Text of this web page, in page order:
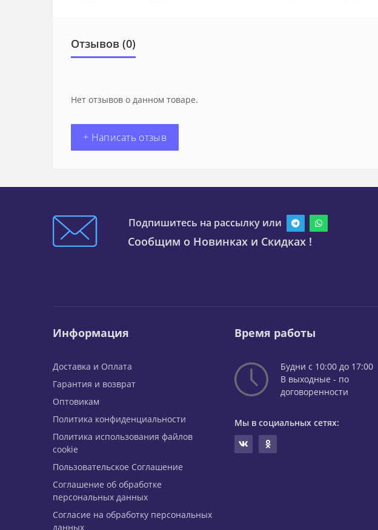
Отзывов (0)
Нет отзывов о данном товаре.
+ Написать отзыв
Подпишитесь на рассылку или
Сообщим о Новинках и Скидках !
Информация
Доставка и Оплата
Гарантия и возврат
Оптовикам
Политика конфиденциальности
Политика использования файлов
cookie
Пользовательское Соглашение
Соглашение об обработке
персональных данных
Согласие на обработку персональных
данных
Время работы
Будни с 10:00 до 17:00
В выходные - по
договоренности
Мы в социальных сетях: